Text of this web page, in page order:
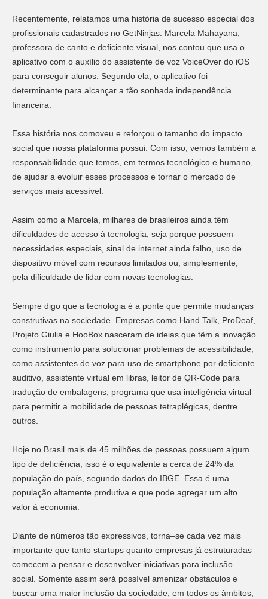
Recentemente, relatamos uma história de sucesso especial dos
profissionais cadastrados no GetNinjas. Marcela Mahayana,
professora de canto e deficiente visual, nos contou que usa o
aplicativo com o auxílio do assistente de voz VoiceOver do iOS
para conseguir alunos. Segundo ela, o aplicativo foi
determinante para alcançar a tão sonhada independência
financeira.
Essa história nos comoveu e reforçou o tamanho do impacto
social que nossa plataforma possui. Com isso, vemos também a
responsabilidade que temos, em termos tecnológico e humano,
de ajudar a evoluir esses processos e tornar o mercado de
serviços mais acessível.
Assim como a Marcela, milhares de brasileiros ainda têm
dificuldades de acesso à tecnologia, seja porque possuem
necessidades especiais, sinal de internet ainda falho, uso de
dispositivo móvel com recursos limitados ou, simplesmente,
pela dificuldade de lidar com novas tecnologias.
Sempre digo que a tecnologia é a ponte que permite mudanças
construtivas na sociedade. Empresas como Hand Talk, ProDeaf,
Projeto Giulia e HooBox nasceram de ideias que têm a inovação
como instrumento para solucionar problemas de acessibilidade,
como assistentes de voz para uso de smartphone por deficiente
auditivo, assistente virtual em libras, leitor de QR-Code para
tradução de embalagens, programa que usa inteligência virtual
para permitir a mobilidade de pessoas tetraplégicas, dentre
outros.
Hoje no Brasil mais de 45 milhões de pessoas possuem algum
tipo de deficiência, isso é o equivalente a cerca de 24% da
população do país, segundo dados do IBGE. Essa é uma
população altamente produtiva e que pode agregar um alto
valor à economia.
Diante de números tão expressivos, torna–se cada vez mais
importante que tanto startups quanto empresas já estruturadas
comecem a pensar e desenvolver iniciativas para inclusão
social. Somente assim será possível amenizar obstáculos e
buscar uma maior inclusão da sociedade, em todos os âmbitos,